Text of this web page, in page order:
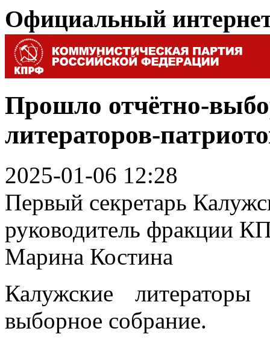
Официальный
Прошло отчётно-
литераторов-
2025-01-06 12:28
Первый секретарь
руководитель фракции
Марина Костина
Калужские
выборное собрание.